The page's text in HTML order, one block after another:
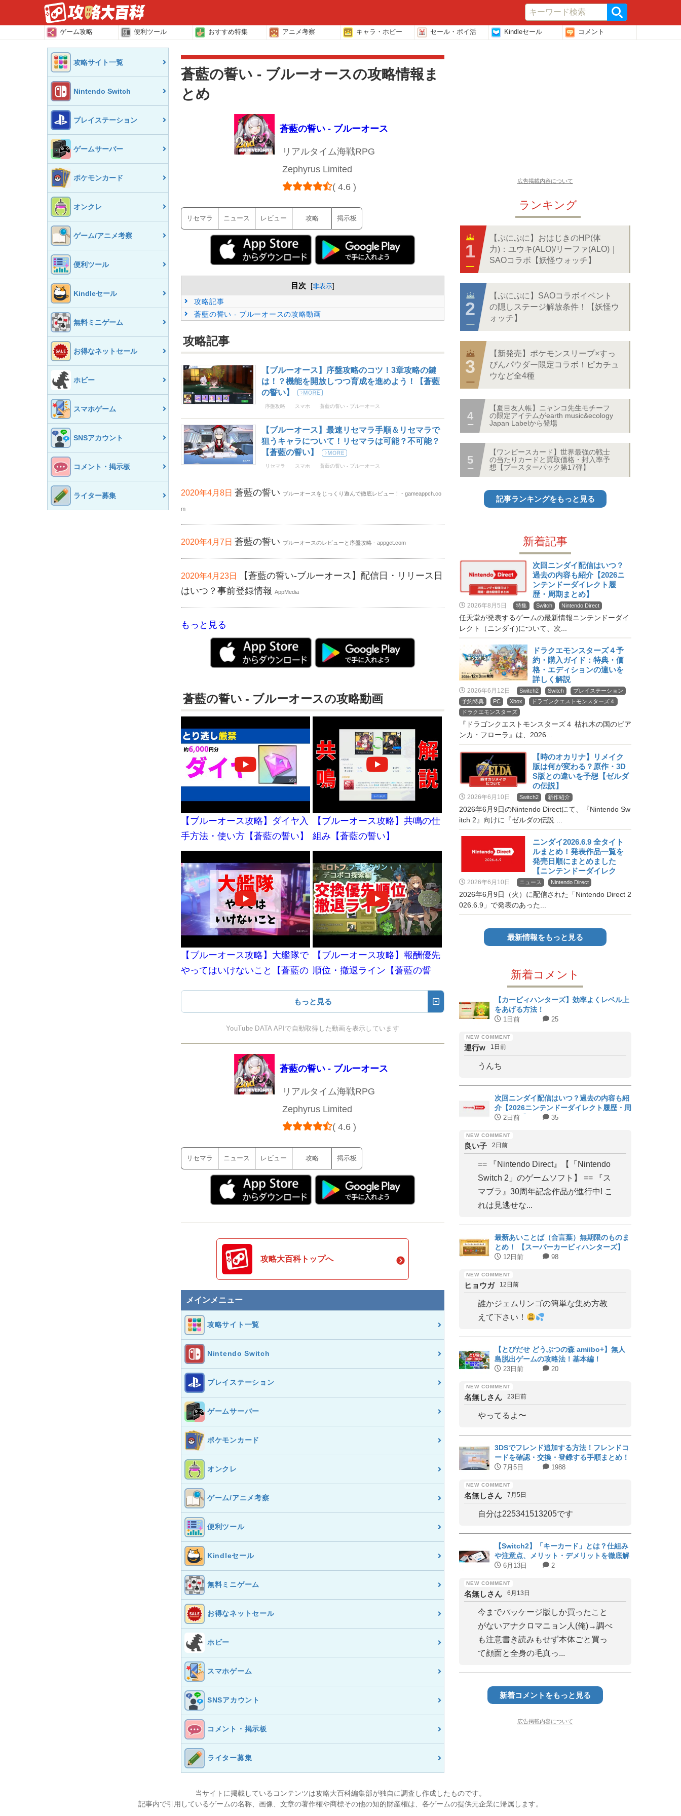
ゲーム攻略 便利ツール おすすめ特集 アニメ考察 キャラ・ホビー セール・ポイ活 Kindleセール コメント
攻略サイト一覧
Nintendo Switch
プレイステーション
ゲームサーバー
ポケモンカード
オンクレ
ゲーム/アニメ考察
便利ツール
Kindleセール
無料ミニゲーム
お得なネットセール
ホビー
スマホゲーム
SNSアカウント
コメント・掲示板
ライター募集
蒼藍の誓い - ブルーオースの攻略情報ま
とめ
蒼藍の誓い - ブルーオース
リアルタイム海戦RPG
Zephyrus Limited
( 4.6 )
リセマラ ニュース レビュー 攻略 掲示板
目次 [非表示]
攻略記事
蒼藍の誓い - ブルーオースの攻略動画
攻略記事
【ブルーオース】序盤攻略のコツ！3章攻略の鍵
は！？機能を開放しつつ育成を進めよう！【蒼藍
の誓い】
序盤攻略 スマホ 蒼藍の誓い - ブルーオース
【ブルーオース】最速リセマラ手順＆リセマラで
狙うキャラについて！リセマラは可能？不可能？
【蒼藍の誓い】
リセマラ スマホ 蒼藍の誓い - ブルーオース
2020年4月8日 蒼藍の誓い ブルーオースをじっくり遊んで徹底レビュー！ - gameappch.co
m
2020年4月7日 蒼藍の誓い ブルーオースのレビューと序盤攻略 - appget.com
2020年4月23日
【蒼藍の誓い-ブルーオース】配信日・リリース日
はいつ？事前登録情報 AppMedia
もっと見る
蒼藍の誓い - ブルーオースの攻略動画
【ブルーオース攻略】ダイヤ入
手方法・使い方【蒼藍の誓い】
（効率的な獲得方法と使い道）
【ブルーオース攻略】共鳴の仕
組み【蒼藍の誓い】
【ブルーオース攻略】大艦隊で
やってはいけないこと【蒼藍の
【ブルーオース攻略】報酬優先
順位・撤退ライン【蒼藍の誓
もっと見る
YouTube DATA APIで自動取得した動画を表示しています
蒼藍の誓い - ブルーオース
リアルタイム海戦RPG
Zephyrus Limited
( 4.6 )
リセマラ ニュース レビュー 攻略 掲示板
攻略大百科トップへ
メインメニュー
攻略サイト一覧
Nintendo Switch
プレイステーション
ゲームサーバー
ポケモンカード
オンクレ
ゲーム/アニメ考察
便利ツール
Kindleセール
無料ミニゲーム
お得なネットセール
ホビー
スマホゲーム
SNSアカウント
コメント・掲示板
ライター募集
広告掲載内容について
ランキング
【ぷにぷに】おはじきのHP(体
力)：ユウキ(ALO)/リーファ(ALO)｜
SAOコラボ【妖怪ウォッチ】
【ぷにぷに】SAOコラボイベント
の隠しステージ解放条件！【妖怪ウ
ォッチ】
【新発売】ポケモンスリープ×すっ
ぴんパウダー限定コラボ！ピカチュ
ウなど全4種
【夏目友人帳】ニャンコ先生モチーフ
の限定アイテムがearth music&ecology
Japan Labelから登場
【ワンピースカード】世界最強の戦士
の当たりカードと買取価格・封入率予
想【ブースターパック第17弾】
記事ランキングをもっと見る
新着記事
次回ニンダイ配信はいつ？
過去の内容も紹介【2026ニ
ンテンドーダイレクト履
歴・周期まとめ】
2026年8月5日 特集 Switch Nintendo Direct
任天堂が発表するゲームの最新情報ニンテンドーダイ
レクト（ニンダイ)について、次...
ドラクエモンスターズ４予
約・購入ガイド：特典・価
格・エディションの違いを
詳しく解説
2026年6月12日 Switch2 Switch
プレイステーション
予約特典
PC Xbox
ドラゴンクエストモンスターズ４
ドラクエモンスターズ
『ドラゴンクエストモンスターズ４ 枯れ木の国のビア
ンカ・フローラ』は、2026...
【時のオカリナ】リメイク
版は何が変わる？原作・3D
S版との違いを予想【ゼルダ
の伝説】
2026年6月10日 Switch2 新作紹介
2026年6月9日のNintendo Directにて、『Nintendo Sw
itch 2』向けに『ゼルダの伝説 ...
ニンダイ2026.6.9 全タイト
ルまとめ！発表作品一覧を
発売日順にまとめました
【ニンテンドーダイレク
ト】
2026年6月10日 ニュース Nintendo Direct
2026年6月9日（火）に配信された「Nintendo Direct 2
026.6.9」で発表のあった...
最新情報をもっと見る
新着コメント
【カービィハンターズ】効率よくレベル上
をあげる方法！
1日前 25
運行w 1日前
うんち
次回ニンダイ配信はいつ？過去の内容も紹
介【2026ニンテンドーダイレクト履歴・周
期まとめ】
2日前 35
良い子 2日前
== 『Nintendo Direct』【「Nintendo
Switch 2」のゲームソフト】 == 『ス
マブラ』30周年記念作品が進行中! こ
れは見逃せな...
最新あいことば（合言葉）無期限のものま
とめ！ 【スーパーカービィハンターズ】
12日前 98
ヒョウガ 12日前
誰かジェムリンゴの簡単な集め方教
えて下さい！
【とびだせ どうぶつの森 amiibo+】無人
島脱出ゲームの攻略法！基本編！
23日前 20
名無しさん 23日前
やってるよ〜
3DSでフレンド追加する方法！フレンドコ
ードを確認・交換・登録する手順まとめ！
7月5日 1988
名無しさん 7月5日
自分は225341513205です
【Switch2】「キーカード」とは？仕組み
や注意点、メリット・デメリットを徹底解
説｜対応タイトルまとめ
6月13日 2
名無しさん 6月13日
今までパッケージ版しか買ったこと
がないアナクロマニョン人(俺)→調べ
も注意書き読みもせず本体ごと買っ
て顔面と全身の毛真っ...
新着コメントをもっと見る
広告掲載内容について
当サイトに掲載しているコンテンツは攻略大百科編集部が独自に調査し作成したものです。
記事内で引用しているゲームの名称、画像、文章の著作権や商標その他の知的財産権は、各ゲームの提供元企業に帰属します。